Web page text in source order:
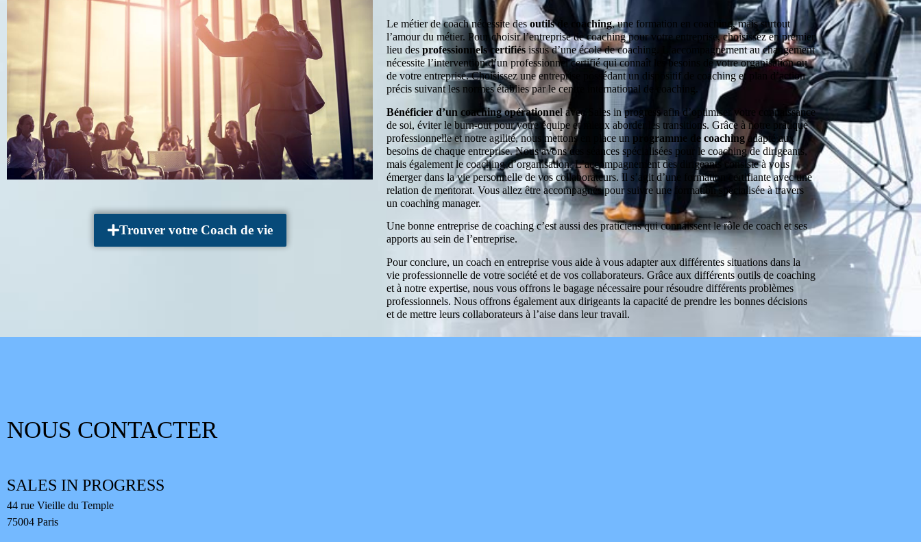
Trouver votre Coach de vie
Le métier de coach nécessite des outils de coaching, une formation en coaching, mais surtout
l’amour du métier. Pour choisir l’entreprise de coaching pour votre entreprise, choisissez en premier
lieu des professionnels certifiés issus d’une école de coaching. L’accompagnement au changement
nécessite l’intervention d’un professionnel certifié qui connaît les besoins de votre organisation ou
de votre entreprise. Choisissez une entreprise possédant un dispositif de coaching et plan d’action
précis suivant les normes établies par le centre international de coaching.
Bénéficier d’un coaching opérationnel avec Sales in progress afin d’optimiser votre connaissance
de soi, éviter le burn-out pour votre équipe et mieux aborder les transitions. Grâce à notre pratique
professionnelle et notre agilité, nous mettons en place un programme de coachingadapté aux
besoins de chaque entreprise. Nous avons des séances spécialisées pour le coaching de dirigeants,
mais également le coaching d’organisation. L’accompagnement des dirigeants consiste à vous
émerger dans la vie personnelle de vos collaborateurs. Il s’agit d’une formation certifiante avec une
relation de mentorat. Vous allez être accompagnés pour suivre une formation spécialisée à travers
un coaching manager.
Une bonne entreprise de coaching c’est aussi des praticiens qui connaissent le rôle de coach et ses
apports au sein de l’entreprise.
Pour conclure, un coach en entreprise vous aide à vous adapter aux différentes situations dans la
vie professionnelle de votre société et de vos collaborateurs. Grâce aux différents outils de coaching
et à notre expertise, nous vous offrons le bagage nécessaire pour résoudre différents problèmes
professionnels. Nous offrons également aux dirigeants la capacité de prendre les bonnes décisions
et de mettre leurs collaborateurs à l’aise dans leur travail.
NOUS CONTACTER
SALES IN PROGRESS
44 rue Vieille du Temple
75004 Paris